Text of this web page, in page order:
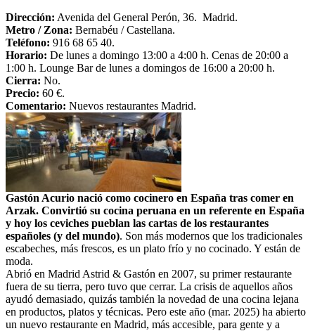
Dirección: Avenida del General Perón, 36. Madrid.
Metro / Zona: Bernabéu / Castellana.
Teléfono: 916 68 65 40.
Horario: De lunes a domingo 13:00 a 4:00 h. Cenas de 20:00 a
1:00 h. Lounge Bar de lunes a domingos de 16:00 a 20:00 h.
Cierra: No.
Precio: 60 €.
Comentario: Nuevos restaurantes Madrid.
Gastón Acurio nació como cocinero en España tras comer en
Arzak. Convirtió su cocina peruana en un referente en España
y hoy los ceviches pueblan las cartas de los restaurantes
españoles (y del mundo). Son más modernos que los tradicionales
escabeches, más frescos, es un plato frío y no cocinado. Y están de
moda.
Abrió en Madrid Astrid & Gastón en 2007, su primer restaurante
fuera de su tierra, pero tuvo que cerrar. La crisis de aquellos años
ayudó demasiado, quizás también la novedad de una cocina lejana
en productos, platos y técnicas. Pero este año (mar. 2025) ha abierto
un nuevo restaurante en Madrid, más accesible, para gente y a